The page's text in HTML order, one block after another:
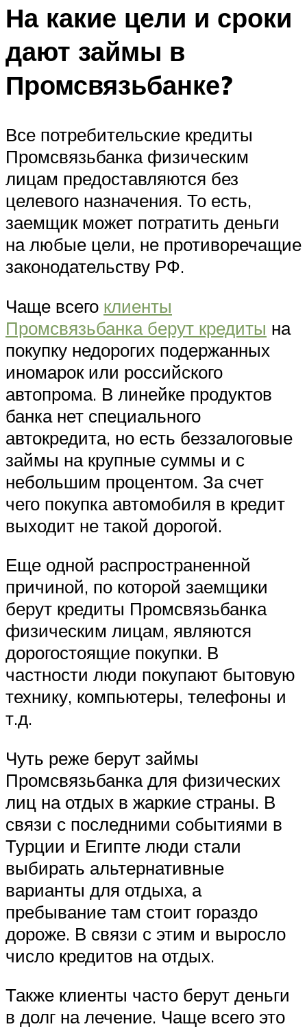
На какие цели и сроки
дают займы в
Промсвязьбанке?
Все потребительские кредиты
Промсвязьбанка физическим
лицам предоставляются без
целевого назначения. То есть,
заемщик может потратить деньги
на любые цели, не противоречащие
законодательству РФ.
Чаще всего клиенты
Промсвязьбанка берут кредиты на
покупку недорогих подержанных
иномарок или российского
автопрома. В линейке продуктов
банка нет специального
автокредита, но есть беззалоговые
займы на крупные суммы и с
небольшим процентом. За счет
чего покупка автомобиля в кредит
выходит не такой дорогой.
Еще одной распространенной
причиной, по которой заемщики
берут кредиты Промсвязьбанка
физическим лицам, являются
дорогостоящие покупки. В
частности люди покупают бытовую
технику, компьютеры, телефоны и
т.д.
Чуть реже берут займы
Промсвязьбанка для физических
лиц на отдых в жаркие страны. В
связи с последними событиями в
Турции и Египте люди стали
выбирать альтернативные
варианты для отдыха, а
пребывание там стоит гораздо
дороже. В связи с этим и выросло
число кредитов на отдых.
Также клиенты часто берут деньги
в долг на лечение. Чаще всего это